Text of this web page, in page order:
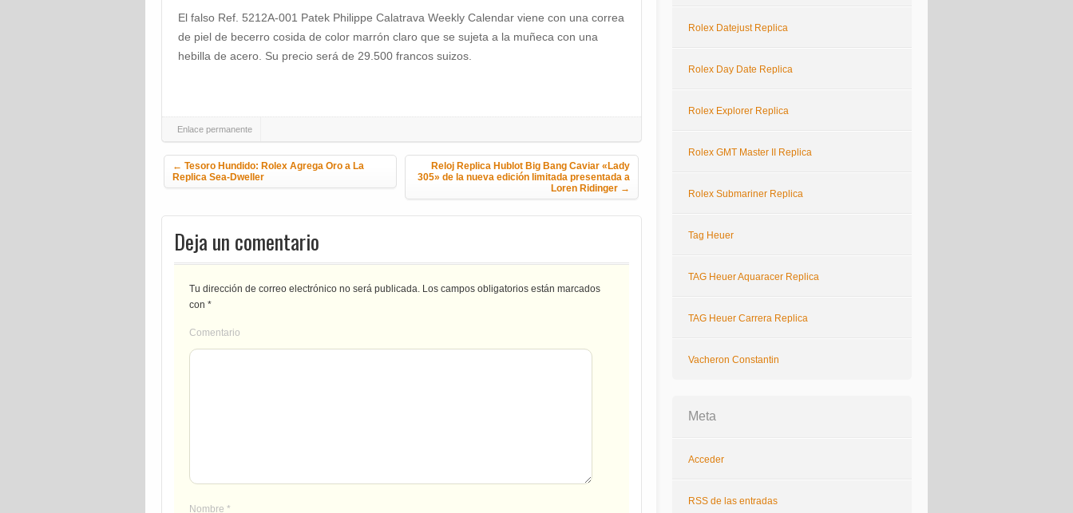
El falso Ref. 5212A-001 Patek Philippe Calatrava Weekly Calendar viene con una correa
de piel de becerro cosida de color marrón claro que se sujeta a la muñeca con una
hebilla de acero. Su precio será de 29.500 francos suizos.
Enlace permanente
Navegación de la entrada
← Tesoro Hundido: Rolex Agrega Oro a La
Replica Sea-Dweller
Reloj Replica Hublot Big Bang Caviar «Lady
305» de la nueva edición limitada presentada a
Loren Ridinger →
Deja un comentario
Tu dirección de correo electrónico no será publicada. Los campos obligatorios están marcados
con *
Comentario
Nombre *
Rolex Datejust Replica
Rolex Day Date Replica
Rolex Explorer Replica
Rolex GMT Master II Replica
Rolex Submariner Replica
Tag Heuer
TAG Heuer Aquaracer Replica
TAG Heuer Carrera Replica
Vacheron Constantin
Meta
Acceder
RSS de las entradas